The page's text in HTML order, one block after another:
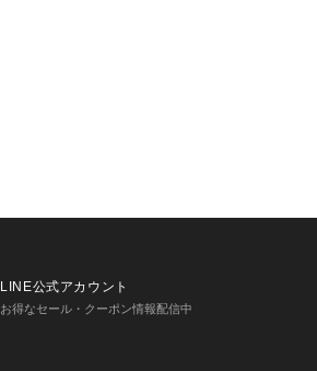
LINE公式アカウント
お得なセール・クーポン情報配信中